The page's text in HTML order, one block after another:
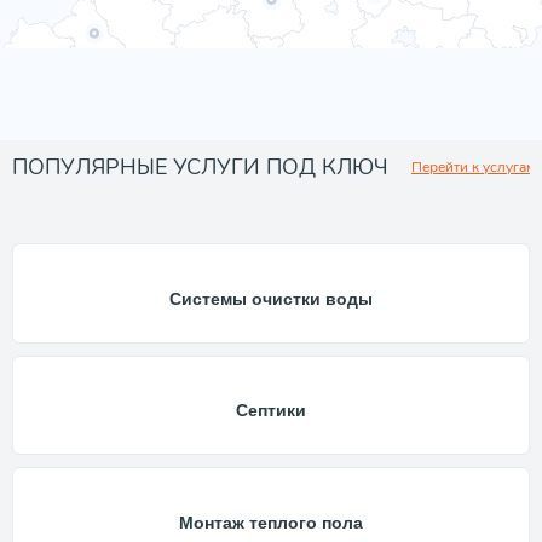
ПОПУЛЯРНЫЕ УСЛУГИ ПОД КЛЮЧ Перейти к услугам
Системы очистки воды
Септики
Монтаж теплого пола